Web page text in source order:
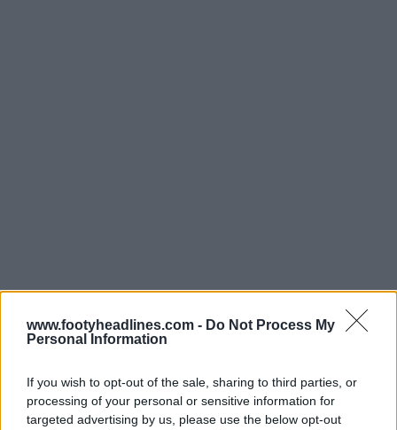
www.footyheadlines.com - Do Not Process My
Personal Information
If you wish to opt-out of the sale, sharing to third parties, or
processing of your personal or sensitive information for
targeted advertising by us, please use the below opt-out